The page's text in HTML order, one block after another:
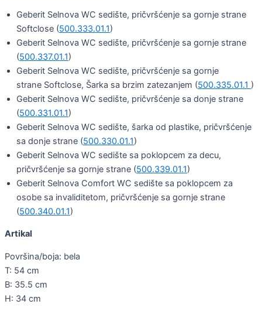
Geberit Selnova WC sedište, pričvršćenje sa gornje strane
Softclose (500.333.01.1)
Geberit Selnova WC sedište, pričvršćenje sa gornje strane
(500.337.01.1)
Geberit Selnova WC sedište, pričvršćenje sa gornje
strane Softclose, Šarka sa brzim zatezanjem (500.335.01.1 )
Geberit Selnova WC sedište, pričvršćenje sa donje strane
(500.331.01.1)
Geberit Selnova WC sedište, šarka od plastike, pričvršćenje
sa donje strane (500.330.01.1)
Geberit Selnova WC sedište sa poklopcem za decu,
pričvršćenje sa gornje strane (500.339.01.1)
Geberit Selnova Comfort WC sedište sa poklopcem za
osobe sa invaliditetom, pričvršćenje sa gornje strane
(500.340.01.1)
Artikal
Površina/boja: bela
T: 54 cm
B: 35.5 cm
H: 34 cm